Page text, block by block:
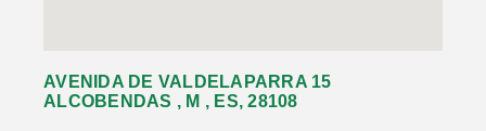
AVENIDA DE VALDELAPARRA 15
ALCOBENDAS , M , ES, 28108